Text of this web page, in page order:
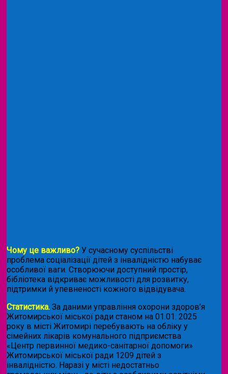
Чому це важливо? У сучасному суспільстві
проблема соціалізації дітей з інвалідністю набуває
особливої ваги. Створюючи доступний простір,
бібліотека відкриває можливості для розвитку,
підтримки й упевненості кожного відвідувача.
Статистика. За даними управління охорони здоров’я
Житомирської міської ради станом на 01.01. 2025
року в місті Житомирі перебувають на обліку у
сімейних лікарів комунального підприємства
«Центр первинної медико-санітарної допомоги»
Житомирської міської ради 1209 дітей з
інвалідністю. Наразі у місті недостатньо